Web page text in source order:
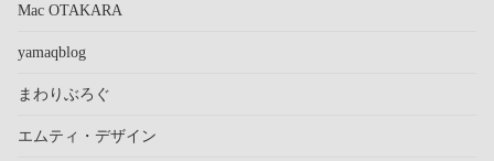
Mac OTAKARA
yamaqblog
まわりぶろぐ
エムティ・デザイン